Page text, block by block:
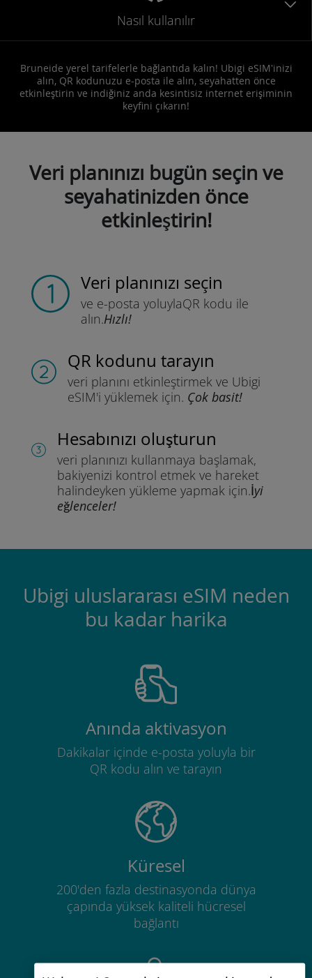
Nasıl kullanılır
Bruneide yerel tarifelerle bağlantıda kalın! Ubigi eSIM'inizi
alın, QR kodunuzu e-posta ile alın, seyahatten önce
etkinleştirin ve indiğiniz anda kesintisiz internet erişiminin
keyfini çıkarın!
Veri planınızı bugün seçin ve
seyahatinizden önce
etkinleştirin!
Veri planınızı seçin
ve e-posta yoluylaQR kodu ile
alın.Hızlı!
QR kodunu tarayın
veri planını etkinleştirmek ve Ubigi
eSIM'i yüklemek için. Çok basit!
Hesabınızı oluşturun
veri planınızı kullanmaya başlamak,
bakiyenizi kontrol etmek ve hareket
halindeyken yükleme yapmak için.İyi
eğlenceler!
Ubigi uluslararası eSIM neden
bu kadar harika
Anında aktivasyon
Dakikalar içinde e-posta yoluyla bir
QR kodu alın ve tarayın
Küresel
200'den fazla destinasyonda dünya
çapında yüksek kaliteli hücresel
bağlantı